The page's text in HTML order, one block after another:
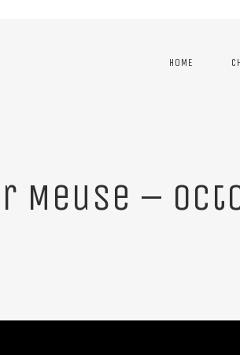
HOME
Meuse –